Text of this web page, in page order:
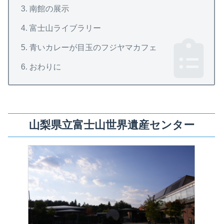
南館の展示
富士山ライブラリー
青いカレーが目玉のフジヤマカフェ
おわりに
山梨県立富士山世界遺産センター